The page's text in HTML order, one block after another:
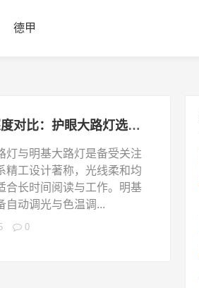
德甲
柏曼大路灯与明基大路灯深度对比：护眼大路灯选购指南及热门品牌推荐
灯与明基大路灯是备受关注
精工设计著称，光线柔和均
合长时间阅读与工作。明基
自动调光与色温调...
0